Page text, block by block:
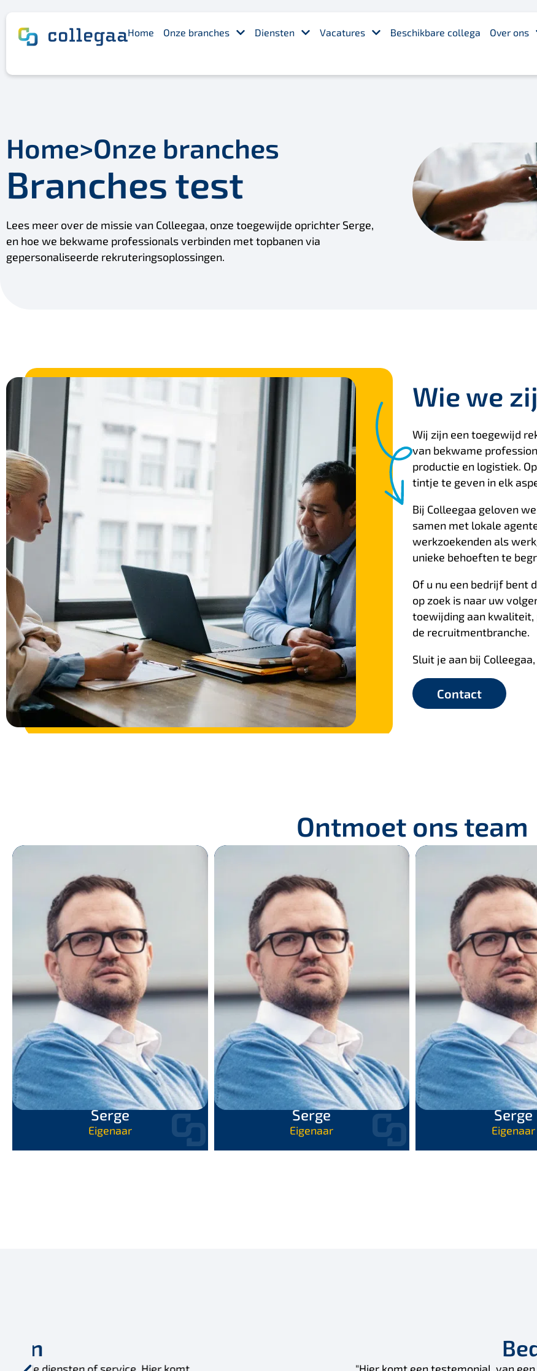
Home Onze branches Diensten Vacatures Beschikbare collega Over ons
Home>Onze branches
Branches test
Lees meer over de missie van Colleegaa, onze toegewijde oprichter Serge,
en hoe we bekwame professionals verbinden met topbanen via
gepersonaliseerde rekruteringsoplossingen.
Wie we
Wij zijn een toegewijd
van bekwame
productie en logistiek.
tintje te geven in elk
Bij Colleegaa geloven
samen met lokale
werkzoekenden als
unieke behoeften te
Of u nu een bedrijf bent
op zoek is naar uw
toewijding aan kwaliteit,
de recruitmentbranche.
Sluit je aan bij
Contact
Ontmoet ons team
Serge
Eigenaar
Serge
Eigenaar
Serge
Eigenaar
Bedrijfsnaam - Naam